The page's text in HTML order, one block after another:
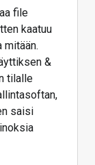
file
kaatuu
mitään.
&
tilalle
saisi